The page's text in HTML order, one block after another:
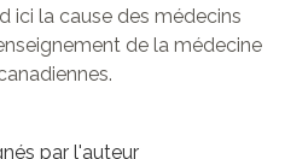
ici la cause des médecins
de la médecine
par l'auteur